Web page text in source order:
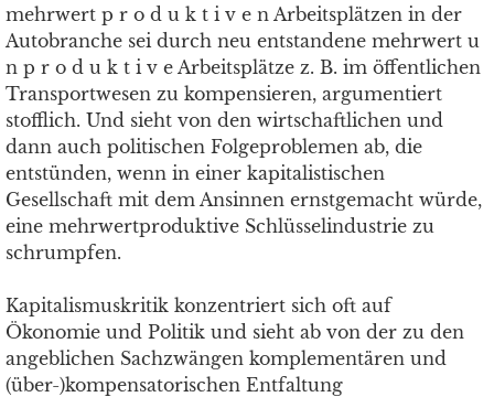
mehrwert p r o d u k t i v e n Arbeitsplätzen in der
Autobranche sei durch neu entstandene mehrwert u
n p r o d u k t i v e Arbeitsplätze z. B. im öffentlichen
Transportwesen zu kompensieren, argumentiert
stofflich. Und sieht von den wirtschaftlichen und
dann auch politischen Folgeproblemen ab, die
entstünden, wenn in einer kapitalistischen
Gesellschaft mit dem Ansinnen ernstgemacht würde,
eine mehrwertproduktive Schlüsselindustrie zu
schrumpfen.
Kapitalismuskritik konzentriert sich oft auf
Ökonomie und Politik und sieht ab von der zu den
angeblichen Sachzwängen komplementären und
(über-)kompensatorischen Entfaltung